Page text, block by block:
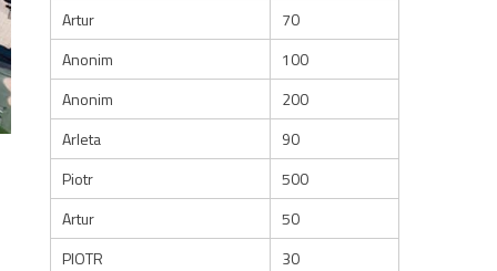
Artur
70
Anonim
100
Anonim
200
Arleta
90
Piotr
500
Artur
50
PIOTR
30